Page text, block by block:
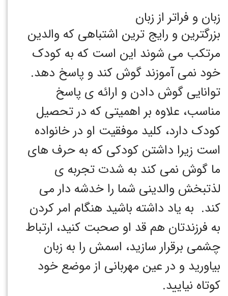
زبان و فراتر از زبان
بزرگترین و رایج ترین اشتباهی که والدین
مرتکب می شوند این است که به کودک
خود نمی آموزند گوش کند و پاسخ دهد.
توانایی گوش دادن و ارائه ی پاسخ
مناسب، علاوه بر اهمیتی که در تحصیل
کودک دارد، کلید موفقیت او در خانواده
است زیرا داشتن کودکی که به حرف های
ما گوش نمی کند به شدت تجربه ی
لذتبخش والدینی شما را خدشه دار می
کند. به یاد داشته باشید هنگام امر کردن
به فرزندتان هم قد او صحبت کنید، ارتباط
چشمی برقرار سازید، اسمش را به زبان
بیاورید و در عین مهربانی از موضع خود
کوتاه نیایید.